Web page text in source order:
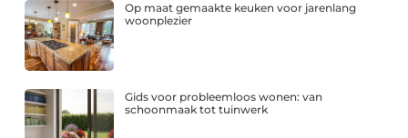
Op maat gemaakte keuken voor jarenlang
woonplezier
Gids voor probleemloos wonen: van
schoonmaak tot tuinwerk